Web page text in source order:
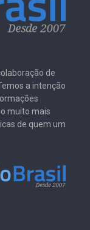
de
a intenção
muito mais
de quem um